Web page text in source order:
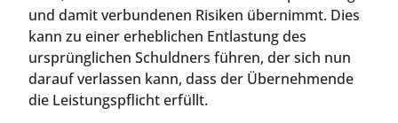
und damit verbundenen Risiken übernimmt. Dies
kann zu einer erheblichen Entlastung des
ursprünglichen Schuldners führen, der sich nun
darauf verlassen kann, dass der Übernehmende
die Leistungspflicht erfüllt.